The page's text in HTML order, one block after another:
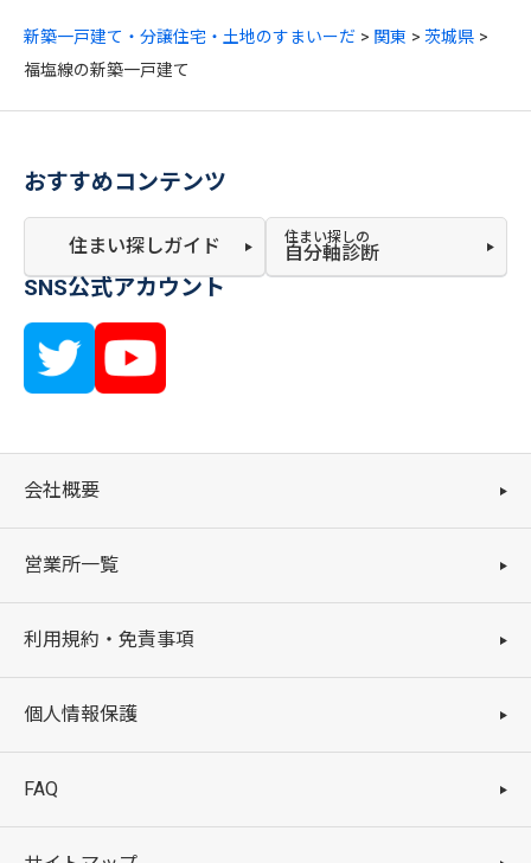
新築一戸建て・分譲住宅・土地のすまいーだ 関東
茨城県
福塩線の新築一戸建て
おすすめコンテンツ
住まい探しガイド 住まい探しの
自分軸診断
SNS公式アカウント
会社概要
営業所一覧
利用規約・免責事項
個人情報保護
FAQ